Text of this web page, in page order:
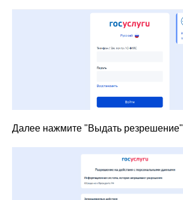
Далее нажмите "Выдать резрешение"